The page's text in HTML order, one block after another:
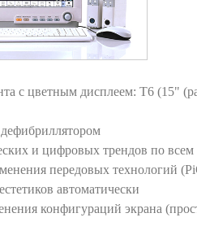
с цветным дисплеем: T6 (15"
и цифровых трендов по всем
передовых технологий
автоматически
конфигураций экрана